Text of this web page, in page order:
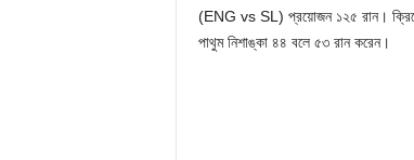
(ENG vs SL) প্রয়োজন ১২৫ রান।
পাথুম নিশাঙ্কা ৪৪ বলে ৫৩ রান করেন।